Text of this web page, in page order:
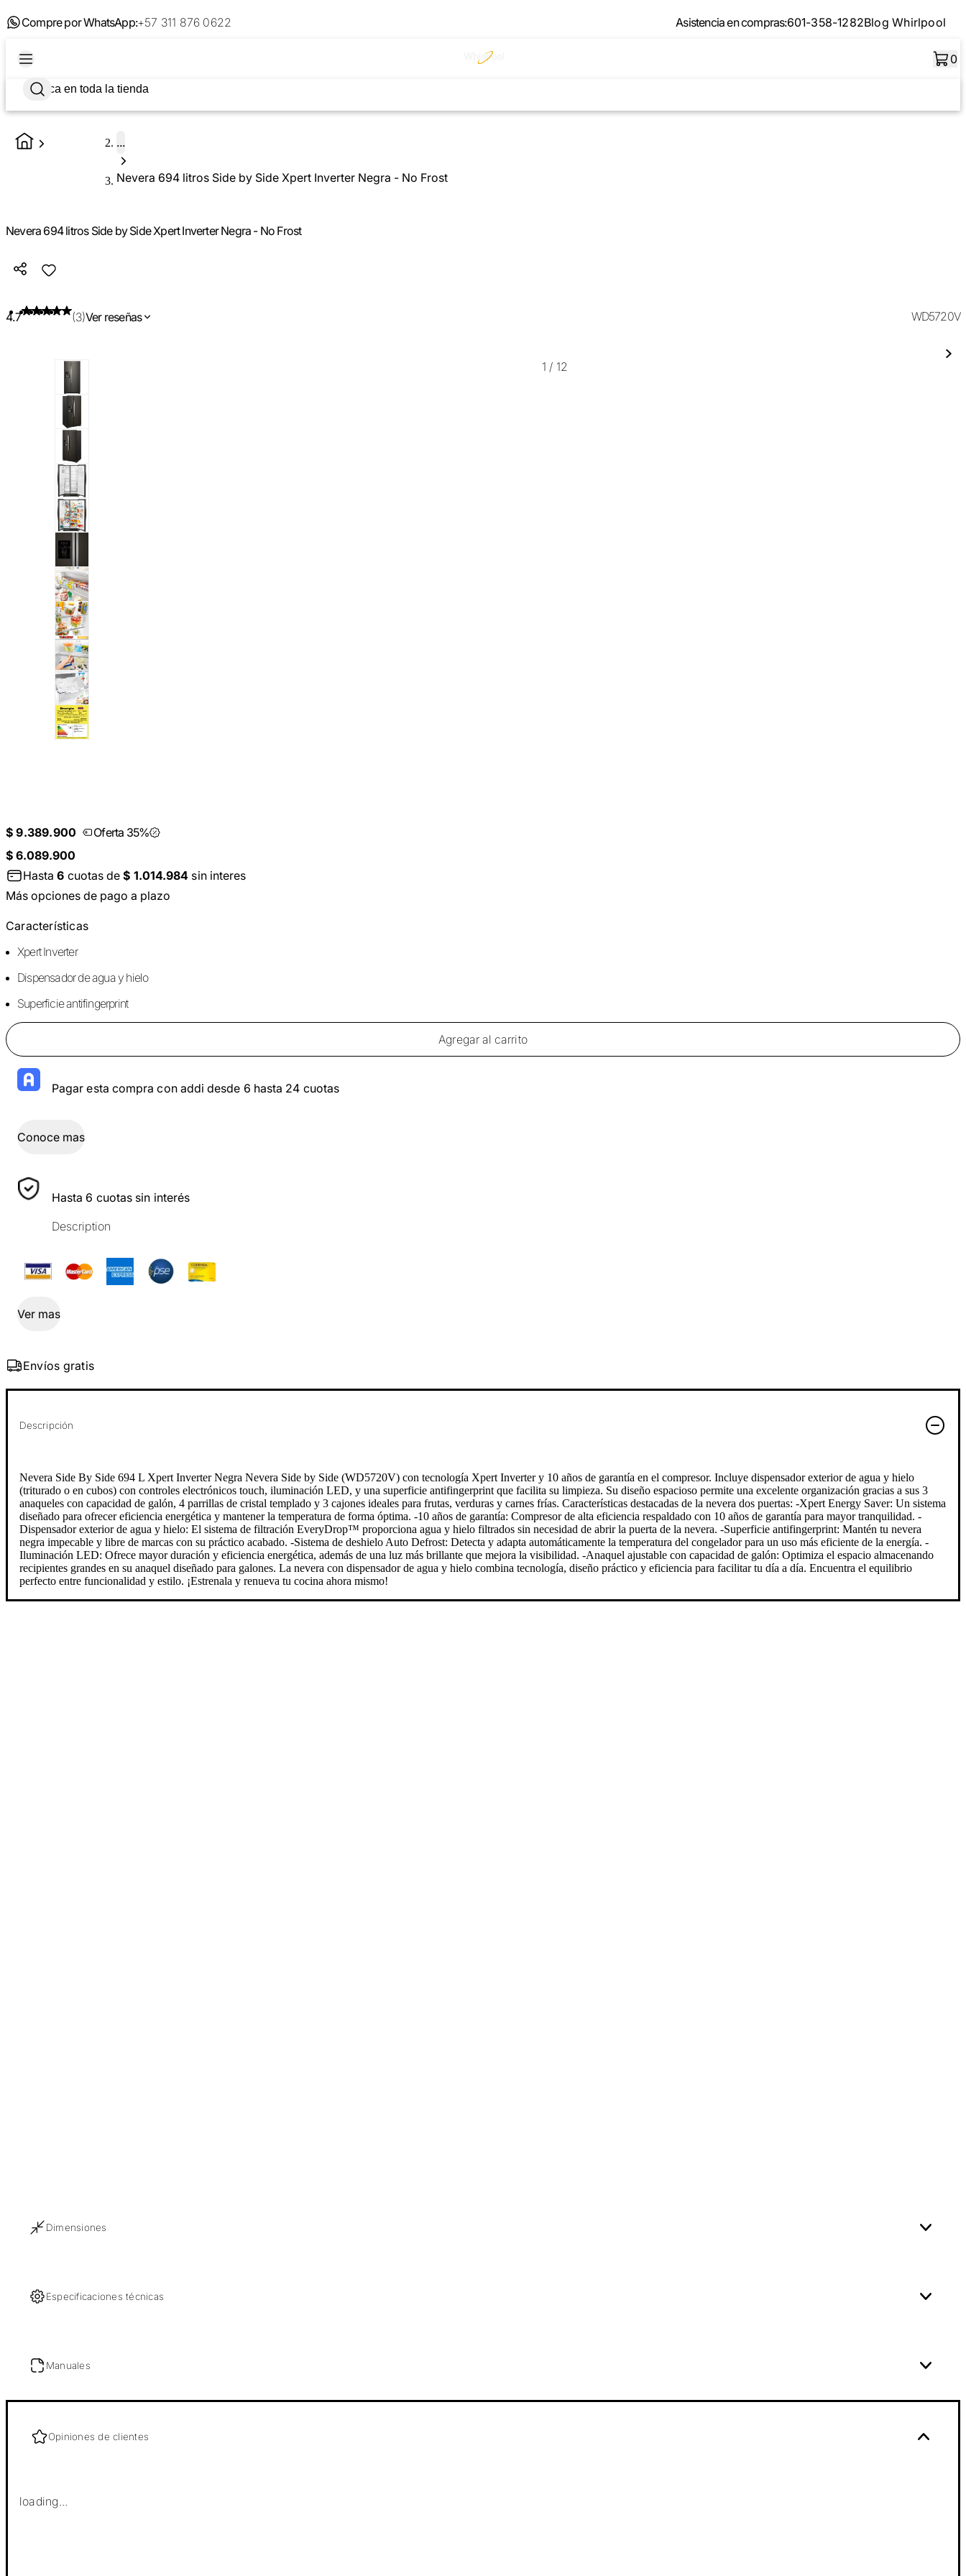
Compre por WhatsApp:+57 311 876 0622 Asistencia en compras:601-358-1282Blog Whirlpool
0
...
Nevera 694 litros Side by Side Xpert Inverter Negra - No Frost
Nevera 694 litros Side by Side Xpert Inverter Negra - No Frost
4.7 (3)Ver reseñas WD5720V
1 / 12
$ 9.389.900
Oferta 35%
$ 6.089.900
Hasta6 cuotas de$ 1.014.984 sin interes
Más opciones de pago a plazo
Características
Xpert Inverter
Dispensador de agua y hielo
Superficie antifingerprint
Agregar al carrito
Pagar esta compra con addi desde 6 hasta 24 cuotas
Conoce mas
Hasta 6 cuotas sin interés
Description
Ver mas
Envíos gratis
Descripción
Nevera Side By Side 694 L Xpert Inverter Negra Nevera Side by Side (WD5720V) con tecnología Xpert Inverter y 10 años de garantía en el compresor. Incluye dispensador exterior de agua y hielo
(triturado o en cubos) con controles electrónicos touch, iluminación LED, y una superficie antifingerprint que facilita su limpieza. Su diseño espacioso permite una excelente organización gracias a sus 3
anaqueles con capacidad de galón, 4 parrillas de cristal templado y 3 cajones ideales para frutas, verduras y carnes frías. Características destacadas de la nevera dos puertas: -Xpert Energy Saver: Un sistema
diseñado para ofrecer eficiencia energética y mantener la temperatura de forma óptima. -10 años de garantía: Compresor de alta eficiencia respaldado con 10 años de garantía para mayor tranquilidad. -
Dispensador exterior de agua y hielo: El sistema de filtración EveryDrop™ proporciona agua y hielo filtrados sin necesidad de abrir la puerta de la nevera. -Superficie antifingerprint: Mantén tu nevera
negra impecable y libre de marcas con su práctico acabado. -Sistema de deshielo Auto Defrost: Detecta y adapta automáticamente la temperatura del congelador para un uso más eficiente de la energía. -
Iluminación LED: Ofrece mayor duración y eficiencia energética, además de una luz más brillante que mejora la visibilidad. -Anaquel ajustable con capacidad de galón: Optimiza el espacio almacenando
recipientes grandes en su anaquel diseñado para galones. La nevera con dispensador de agua y hielo combina tecnología, diseño práctico y eficiencia para facilitar tu día a día. Encuentra el equilibrio
perfecto entre funcionalidad y estilo. ¡Estrenala y renueva tu cocina ahora mismo!
Dimensiones
Especificaciones técnicas
Manuales
Opiniones de clientes
loading...